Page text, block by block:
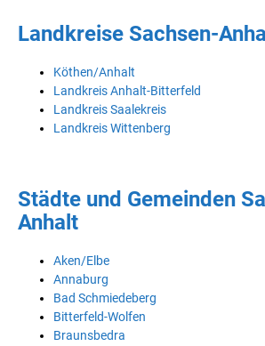
Landkreise Sachsen-
Köthen/Anhalt
Landkreis Anhalt-Bitterfeld
Landkreis Saalekreis
Landkreis Wittenberg
Städte und Gemeinden
Anhalt
Aken/Elbe
Annaburg
Bad Schmiedeberg
Bitterfeld-Wolfen
Braunsbedra